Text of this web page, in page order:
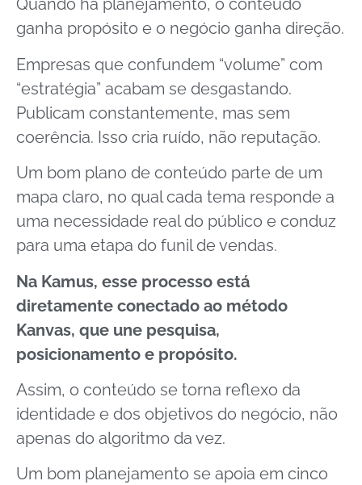
Quando há planejamento, o conteúdo
ganha propósito e o negócio ganha direção.
Empresas que confundem “volume” com
“estratégia” acabam se desgastando.
Publicam constantemente, mas sem
coerência. Isso cria ruído, não reputação.
Um bom plano de conteúdo parte de um
mapa claro, no qual cada tema responde a
uma necessidade real do público e conduz
para uma etapa do funil de vendas.
Na Kamus, esse processo está
diretamente conectado ao método
Kanvas, que une pesquisa,
posicionamento e propósito.
Assim, o conteúdo se torna reflexo da
identidade e dos objetivos do negócio, não
apenas do algoritmo da vez.
Um bom planejamento se apoia em cinco